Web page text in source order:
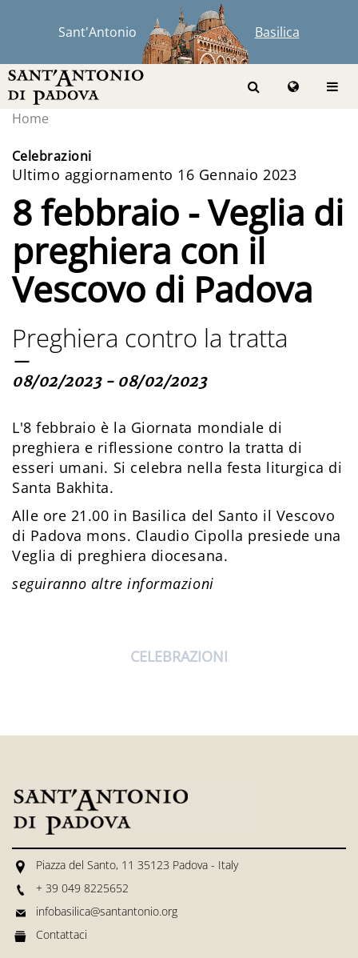
Sant'Antonio Basilica
Home
Celebrazioni
Ultimo aggiornamento 16 Gennaio 2023
8 febbraio - Veglia di
preghiera con il
Vescovo di Padova
Preghiera contro la tratta
—
08/02/2023 - 08/02/2023
L'8 febbraio è la Giornata mondiale di
preghiera e riflessione contro la tratta di
esseri umani. Si celebra nella festa liturgica di
Santa Bakhita.
Alle ore 21.00 in Basilica del Santo il Vescovo
di Padova mons. Claudio Cipolla presiede una
Veglia di preghiera diocesana.
seguiranno altre informazioni
CELEBRAZIONI
Piazza del Santo, 11 35123 Padova - Italy
+ 39 049 8225652
infobasilica@santantonio.org
Contattaci